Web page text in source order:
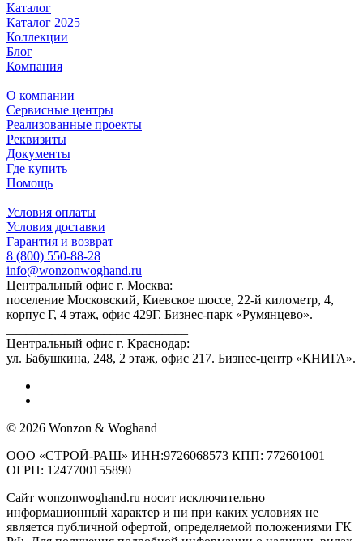
Каталог
Каталог 2025
Коллекции
Блог
Компания
О компании
Сервисные центры
Реализованные проекты
Реквизиты
Документы
Где купить
Помощь
Условия оплаты
Условия доставки
Гарантия и возврат
8 (800) 550-88-28
info@wonzonwoghand.ru
Центральный офис г. Москва:
поселение Московский, Киевское шоссе, 22-й километр, 4,
корпус Г, 4 этаж, офис 429Г. Бизнес-парк «Румянцево».
Центральный офис г. Краснодар:
ул. Бабушкина, 248, 2 этаж, офис 217. Бизнес-центр «КНИГА».
© 2026 Wonzon & Woghand
ООО «СТРОЙ-РАШ» ИНН:9726068573 КПП: 772601001
ОГРН: 1247700155890
Сайт wonzonwoghand.ru носит исключительно
информационный характер и ни при каких условиях не
является публичной офертой, определяемой положениями ГК